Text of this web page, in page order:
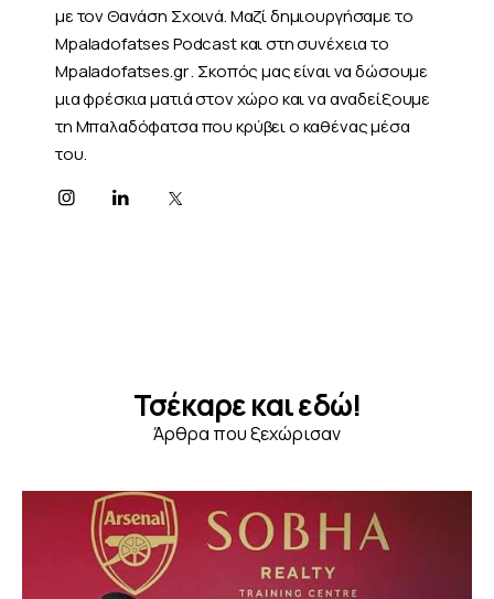
με τον Θανάση Σχοινά. Μαζί δημιουργήσαμε το
Mpaladofatses Podcast και στη συνέχεια το
Mpaladofatses.gr . Σκοπός μας είναι να δώσουμε
μια φρέσκια ματιά στον χώρο και να αναδείξουμε
τη Μπαλαδόφατσα που κρύβει ο καθένας μέσα
του.
Τσέκαρε και εδώ!
Άρθρα που ξεχώρισαν